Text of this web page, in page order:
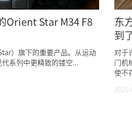
Orient Star M34 F8
）旗下的重要产品。从运动
系列中更精致的镂空...
东
到
对于
门机
使不